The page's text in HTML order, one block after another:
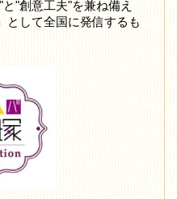
"創意工夫"を兼ね備え
として全国に発信するも